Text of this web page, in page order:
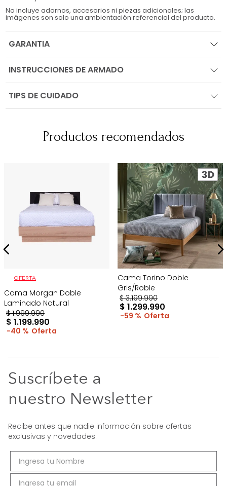
No incluye adornos, accesorios ni piezas adicionales; las
imágenes son solo una ambientación referencial del producto.
GARANTIA
INSTRUCCIONES DE ARMADO
TIPS DE CUIDADO
Productos recomendados
OFERTA
Cama Morgan Doble
Laminado Natural
$ 1.999.990
$ 1.199.990
40 %
Cama Torino Doble
Gris/Roble
$ 3.199.990
$ 1.299.990
59 %
Suscríbete a
nuestro Newsletter
Recibe antes que nadie información sobre ofertas
exclusivas y novedades.